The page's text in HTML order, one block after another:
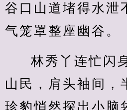
谷口山道堵得水泄
气笼罩整座幽谷。
林秀丫连忙闪
山民，肩头袖间，
珍豹悄然探出小脑